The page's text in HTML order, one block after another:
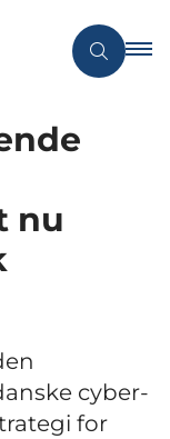
nu
cyber-
for